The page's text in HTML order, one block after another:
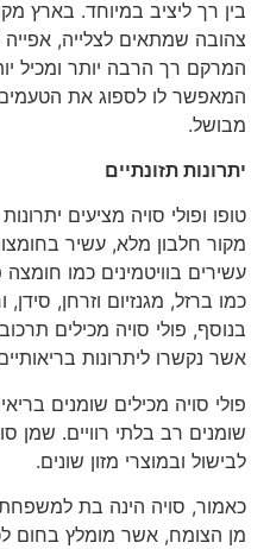
בין רך ליציב במיוחד. בארץ
צהובה שמתאים לצלייה, אפייה
המרקם רך הרבה יותר ומכיל יותר
המאפשר לו לספוג את הטעמים
מבושל.
יתרונות תזונתיים
טופו ופולי סויה מציעים יתרונות
מקור חלבון מלא, עשיר בחומצות
כמו ברזל, מגנזיום וזרחן, סידן,
בנוסף, פולי סויה מכילים
אשר נקשרו ליתרונות בריאותיים
פולי סויה מכילים שומנים
שומנים רב בלתי רוויים. שמן
לבישול ובמוצרי מזון שונים.
כאמור, סויה הינה בת למשפחת
מן הצומח, אשר מומלץ בחום לכל